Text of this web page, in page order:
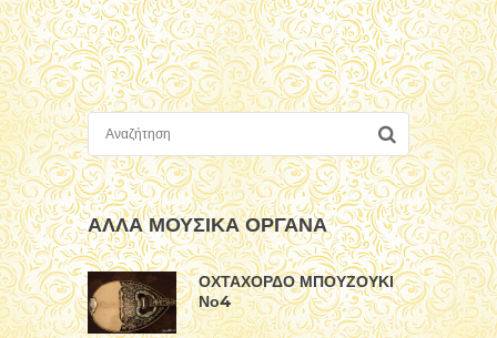
ΑΛΛΑ ΜΟΥΣΙΚΑ ΟΡΓΑΝΑ
ΟΧΤΑΧΟΡΔΟ ΜΠΟΥΖΟΥΚΙ
Νο4
ΕΞΑΧΟΡΔΟ MΠΟΥΖΟΥΚΙ
No1